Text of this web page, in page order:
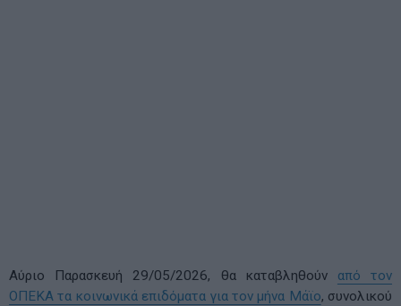
Αύριο Παρασκευή 29/05/2026, θα καταβληθούν από τον
ΟΠΕΚΑ τα κοινωνικά επιδόματα για τον μήνα Μάϊο, συνολικού